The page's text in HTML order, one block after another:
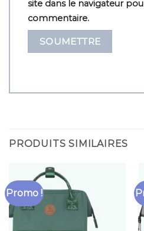
site dans le navigateur
commentaire.
PRODUITS SIMILAIRES
Promo !